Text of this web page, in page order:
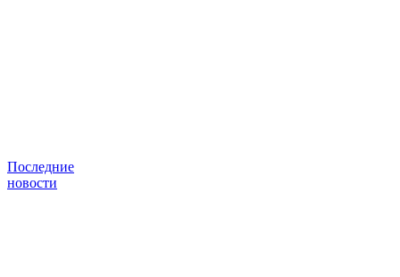
Последние
новости